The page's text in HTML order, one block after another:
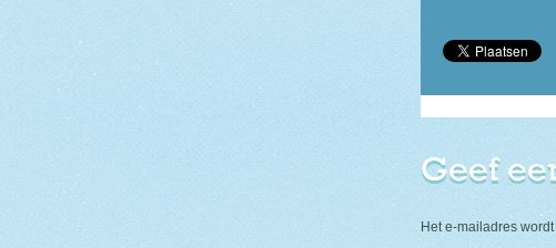
Geef
Het e-mailadres